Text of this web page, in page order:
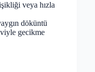
veya hızla
döküntü
gecikme